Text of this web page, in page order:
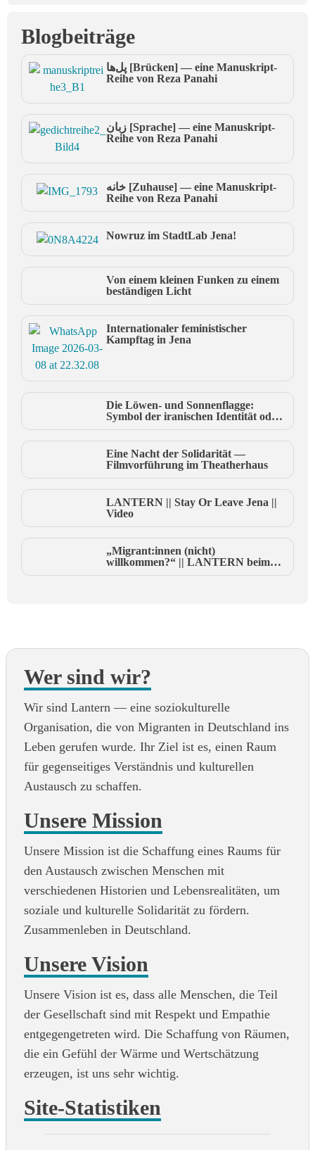
Blogbeiträge
پل‌ها [Brücken] — eine Manuskript-
Reihe von Reza Panahi
زبان [Sprache] — eine Manuskript-
Reihe von Reza Panahi
خانه [Zuhause] — eine Manuskript-
Reihe von Reza Panahi
Nowruz im StadtLab Jena!
Von einem kleinen Funken zu einem
beständigen Licht
Internationaler feministischer
Kampftag in Jena
Die Löwen- und Sonnenflagge:
Symbol der iranischen Identität oder
radikaler Nationalismus? ||
Gastbeitrag
Eine Nacht der Solidarität —
Filmvorführung im Theatherhaus
LANTERN || Stay Or Leave Jena ||
Video
„Migrant:innen (nicht)
Weimarer Rendezvous
Wer sind wir?
Wir sind Lantern — eine soziokulturelle
Organisation, die von Migranten in Deutschland ins
Leben gerufen wurde. Ihr Ziel ist es, einen Raum
für gegenseitiges Verständnis und kulturellen
Austausch zu schaffen.
Unsere Mission
Unsere Mission ist die Schaffung eines Raums für
den Austausch zwischen Menschen mit
verschiedenen Historien und Lebensrealitäten, um
soziale und kulturelle Solidarität zu fördern.
Zusammenleben in Deutschland.
Unsere Vision